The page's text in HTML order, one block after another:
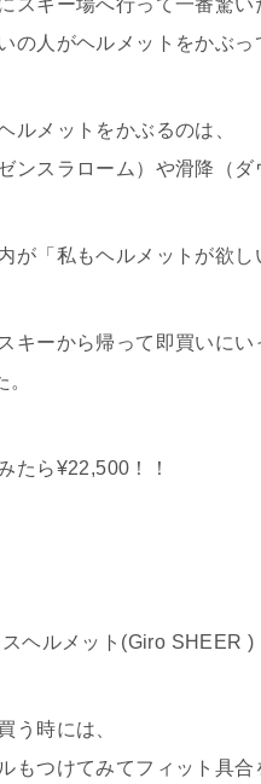
スキー場へ行って一番驚い
の人がヘルメットをかぶっ
ルメットをかぶるのは、
ンスラローム）や滑降（ダ
が「私もヘルメットが欲し
キーから帰って即買いにい
たら¥22,500！！
ヘルメット(Giro SHEER )
う時には、
もつけてみてフィット具合